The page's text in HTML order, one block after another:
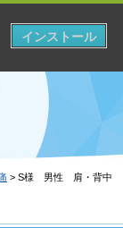
> S様 男性 肩・背中
インストール